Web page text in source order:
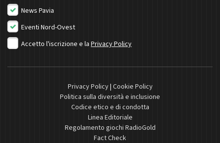
News Pavia
Eventi Nord-Ovest
Accetto l'iscrizione e la Privacy Policy
Privacy Policy| Cookie Policy
Politica sulla diversità e inclusione
Codice etico e di condotta
Linea Editoriale
Regolamento giochi RadioGold
Fact Check